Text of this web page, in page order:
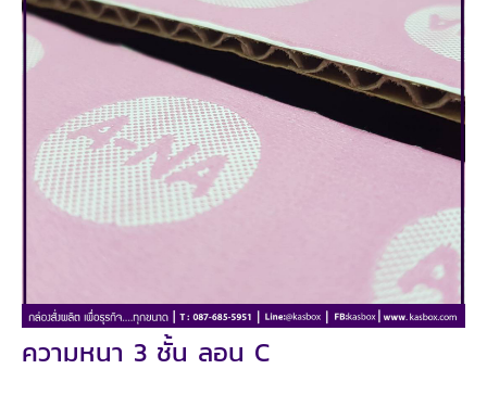
ความหนา 3 ชั้น ลอน C